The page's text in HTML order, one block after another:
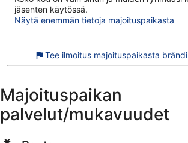
jäsenten käytössä.
Näytä enemmän tietoja majoituspaikasta
Tee ilmoitus majoituspaikasta
Majoituspaikan
palvelut/mukavuudet